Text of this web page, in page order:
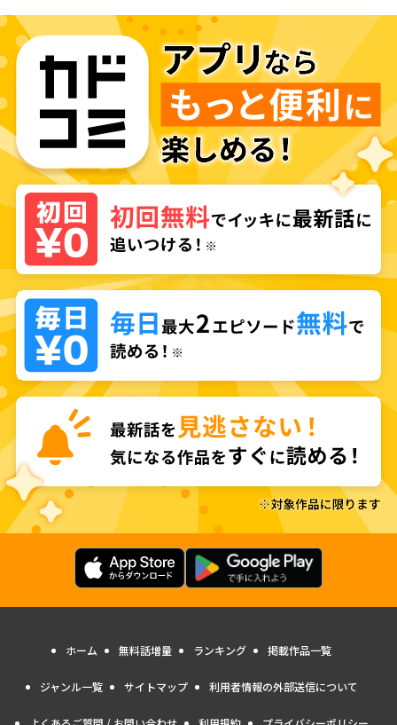
ホーム 無料話増量 ランキング 掲載作品一覧
ジャンル一覧 サイトマップ 利用者情報の外部送信について